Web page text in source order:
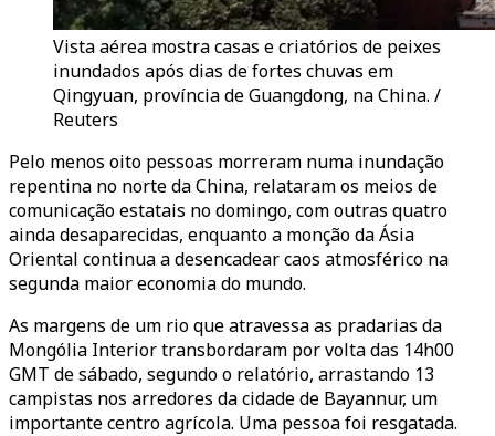
Vista aérea mostra casas e criatórios de peixes
inundados após dias de fortes chuvas em
Qingyuan, província de Guangdong, na China. /
Reuters
Pelo menos oito pessoas morreram numa inundação
repentina no norte da China, relataram os meios de
comunicação estatais no domingo, com outras quatro
ainda desaparecidas, enquanto a monção da Ásia
Oriental continua a desencadear caos atmosférico na
segunda maior economia do mundo.
As margens de um rio que atravessa as pradarias da
Mongólia Interior transbordaram por volta das 14h00
GMT de sábado, segundo o relatório, arrastando 13
campistas nos arredores da cidade de Bayannur, um
importante centro agrícola. Uma pessoa foi resgatada.